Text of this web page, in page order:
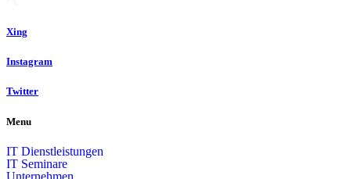
Xing
Instagram
Twitter
Menu
IT Dienstleistungen
IT Seminare
Unternehmen